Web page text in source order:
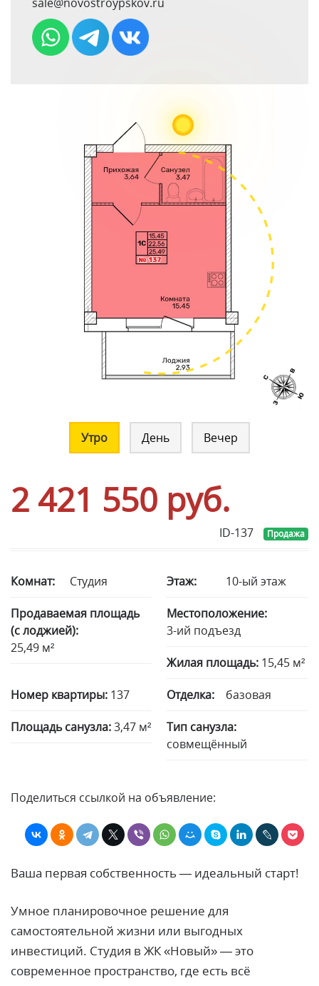
Утро День Вечер
2 421 550 руб.
ID-137 Продажа
Комнат: Студия Этаж: 10-ый этаж
Продаваемая площадь
(с лоджией):
25,49 м²
Местоположение:
3-ий подъезд
Жилая площадь: 15,45 м²
Номер квартиры: 137 Отделка: базовая
Площадь санузла:3,47 м²
Тип санузла:
совмещённый
Поделиться ссылкой на объявление:
Ваша первая собственность — идеальный старт!
Умное планировочное решение для
самостоятельной жизни или выгодных
инвестиций. Студия в ЖК «Новый» — это
современное пространство, где есть всё